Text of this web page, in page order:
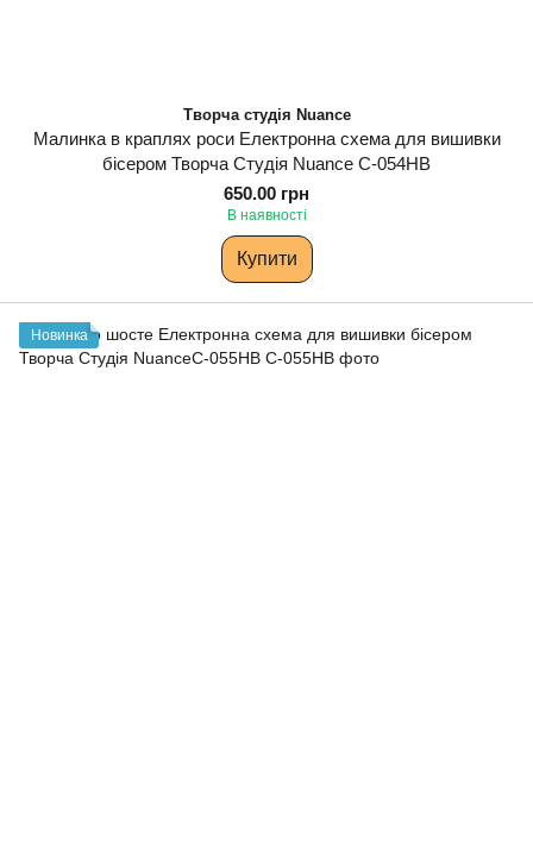
Творча студія Nuance
Малинка в краплях роси Електронна схема для вишивки
бісером Творча Студія Nuance С-054НВ
650.00 грн
В наявності
Купити
Новинка